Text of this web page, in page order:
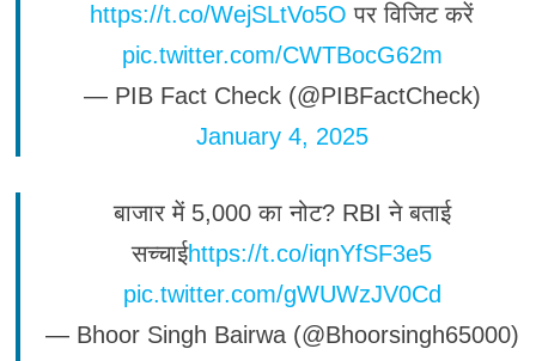
https://t.co/WejSLtVo5O पर विजिट करें
pic.twitter.com/CWTBocG62m
— PIB Fact Check (@PIBFactCheck)
January 4, 2025
बाजार में 5,000 का नोट? RBI ने बताई
सच्चाईhttps://t.co/iqnYfSF3e5
pic.twitter.com/gWUWzJV0Cd
— Bhoor Singh Bairwa (@Bhoorsingh65000)